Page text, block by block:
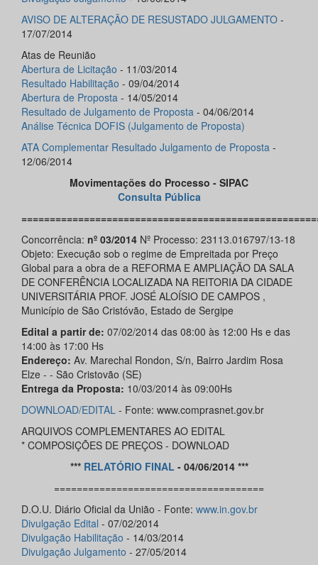
AVISO DE ALTERAÇÃO DE RESUSTADO JULGAMENTO -
17/07/2014
Atas de Reunião
Abertura de Licitação - 11/03/2014
Resultado Habilitação - 09/04/2014
Abertura de Proposta - 14/05/2014
Resultado de Julgamento de Proposta - 04/06/2014
Análise Técnica DOFIS (Julgamento de Proposta)
ATA Complementar Resultado Julgamento de Proposta -
12/06/2014
Movimentações do Processo - SIPAC
Consulta Pública
Concorrência: nº 03/2014 Nº Processo: 23113.016797/13-18
Objeto: Execução sob o regime de Empreitada por Preço
Global para a obra de a REFORMA E AMPLIAÇÃO DA SALA
DE CONFERÊNCIA LOCALIZADA NA REITORIA DA CIDADE
UNIVERSITÁRIA PROF. JOSÉ ALOÍSIO DE CAMPOS ,
Município de São Cristóvão, Estado de Sergipe
Edital a partir de: 07/02/2014 das 08:00 às 12:00 Hs e das
14:00 às 17:00 Hs
Endereço: Av. Marechal Rondon, S/n, Bairro Jardim Rosa
Elze - - São Cristovão (SE)
Entrega da Proposta: 10/03/2014 às 09:00Hs
DOWNLOAD/EDITAL - Fonte: www.comprasnet.gov.br
ARQUIVOS COMPLEMENTARES AO EDITAL
* COMPOSIÇÕES DE PREÇOS - DOWNLOAD
***RELATÓRIO FINAL - 04/06/2014 ***
=====================================
D.O.U. Diário Oficial da União - Fonte: www.in.gov.br
Divulgação Edital - 07/02/2014
Divulgação Habilitação - 14/03/2014
Divulgação Julgamento - 27/05/2014